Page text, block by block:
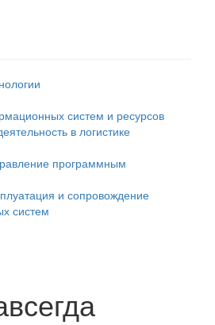
систем и ресурсов
в логистике
программным
и сопровождение
систем